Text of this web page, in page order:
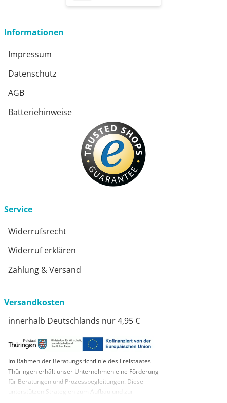
Informationen
Impressum
Datenschutz
AGB
Batteriehinweise
Service
Widerrufsrecht
Widerruf erklären
Zahlung & Versand
Versandkosten
innerhalb Deutschlands nur 4,95 €
Im Rahmen der Beratungsrichtlinie des Freistaates
Thüringen erhält unser Unternehmen eine Förderung
für Beratungen und Prozessbegleitungen. Diese
unterstützen Strategien zum Aufbau und zur